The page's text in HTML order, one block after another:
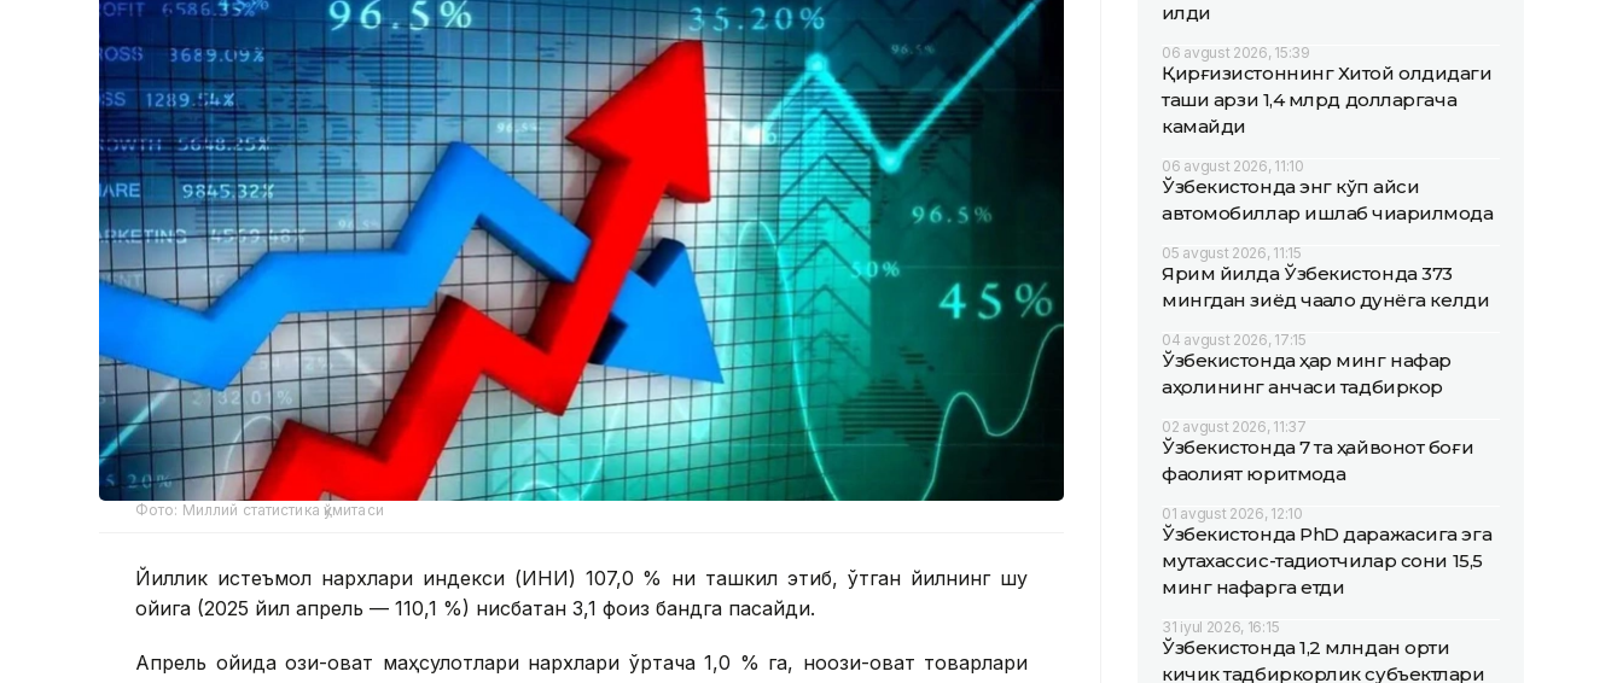
Фото: Миллий статистика қўмитаси
Йиллик истеъмол нархлари индекси (ИНИ) 107,0 % ни ташкил этиб, ўтган йилнинг шу
ойига (2025 йил апрель — 110,1 %) нисбатан 3,1 фоиз бандга пасайди.
Апрель ойида озиқ-овқат маҳсулотлари нархлари ўртача 1,0 % га, ноозиқ-овқат товарлари
қилди
06 avgust 2026, 15:39
Қирғизистоннинг Хитой олдидаги
ташқи қарзи 1,4 млрд долларгача
камайди
06 avgust 2026, 11:10
Ўзбекистонда энг кўп қайси
автомобиллар ишлаб чиқарилмоқда
05 avgust 2026, 11:15
Ярим йилда Ўзбекистонда 373
мингдан зиёд чақалоқ дунёга келди
04 avgust 2026, 17:15
Ўзбекистонда ҳар минг нафар
аҳолининг қанчаси тадбиркор
02 avgust 2026, 11:37
Ўзбекистонда 7 та ҳайвонот боғи
фаолият юритмоқда
01 avgust 2026, 12:10
Ўзбекистонда PhD даражасига эга
мутахассис-тадқиқотчилар сони 15,5
минг нафарга етди
31 iyul 2026, 16:15
Ўзбекистонда 1,2 млндан ортиқ
кичик тадбиркорлик субъектлари